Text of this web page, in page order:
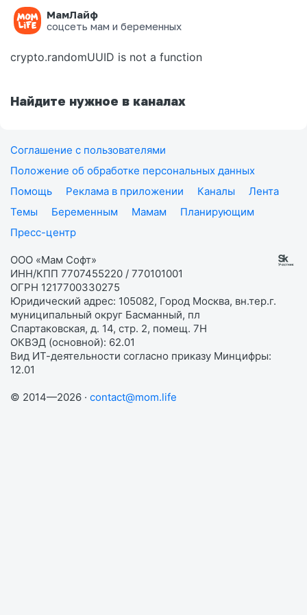
МамЛайф
соцсеть мам и беременных
Ошибка на странице
crypto.randomUUID is not a function
Найдите нужное в каналах
Соглашение с пользователями
Положение об обработке персональных данных
Помощь
Реклама в приложении Каналы
Лента
Темы
Беременным Мамам
Планирующим
Пресс-центр
ООО «Мам Софт»
ИНН/КПП 7707455220 / 770101001
ОГРН 1217700330275
Юридический адрес: 105082, Город Москва, вн.тер.г.
муниципальный округ Басманный, пл
Спартаковская, д. 14, стр. 2, помещ. 7Н
ОКВЭД (основной): 62.01
Вид ИТ-деятельности согласно приказу Минцифры:
12.01
© 2014—2026 · contact@mom.life